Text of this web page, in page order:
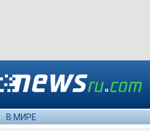
В МИРЕ